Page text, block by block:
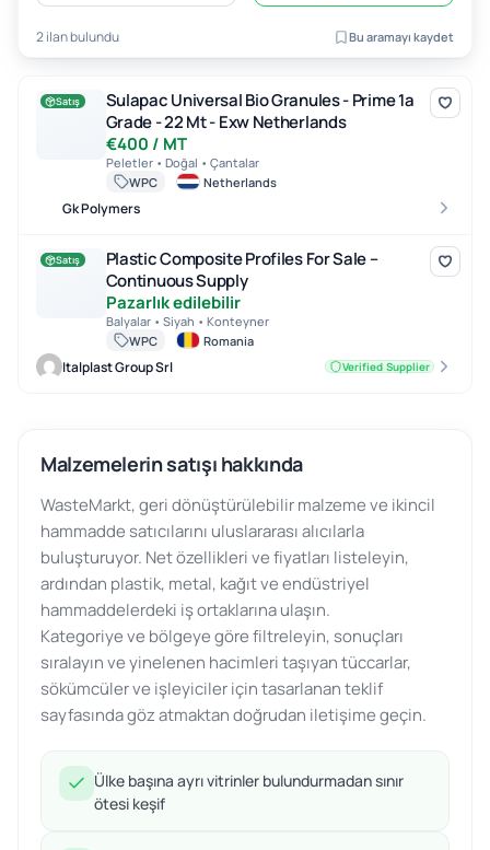
2 ilan bulundu Bu aramayı kaydet
Sulapac Universal Bio Granules - Prime 1a Grade - 22 Mt - Exw
Satış
Sulapac Universal Bio Granules - Prime 1a
Grade - 22 Mt - Exw Netherlands
€400 / MT
Peletler • Doğal • Çantalar
WPC
Netherlands
Gk Polymers
Plastic Composite Profiles For Sale – Continuous Supply
Satış
Plastic Composite Profiles For Sale –
Continuous Supply
Pazarlık edilebilir
Balyalar • Siyah • Konteyner
WPC
Romania
Italplast Group Srl Verified Supplier
Malzemelerin satışı hakkında
WasteMarkt, geri dönüştürülebilir malzeme ve ikincil
hammadde satıcılarını uluslararası alıcılarla
buluşturuyor. Net özellikleri ve fiyatları listeleyin,
ardından plastik, metal, kağıt ve endüstriyel
hammaddelerdeki iş ortaklarına ulaşın.
Kategoriye ve bölgeye göre filtreleyin, sonuçları
sıralayın ve yinelenen hacimleri taşıyan tüccarlar,
sökümcüler ve işleyiciler için tasarlanan teklif
sayfasında göz atmaktan doğrudan iletişime geçin.
Ülke başına ayrı vitrinler bulundurmadan sınır
ötesi keşif